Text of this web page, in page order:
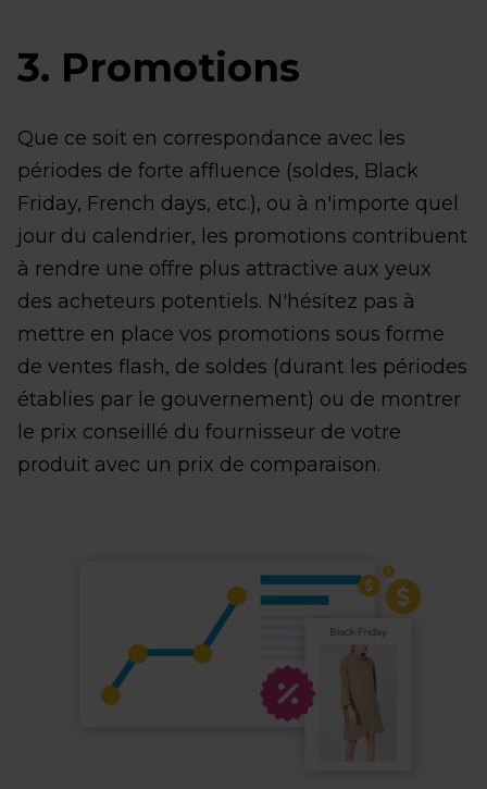
3. Promotions
Que ce soit en correspondance avec les
périodes de forte affluence (soldes, Black
Friday, French days, etc.), ou à n'importe quel
jour du calendrier, les promotions contribuent
à rendre une offre plus attractive aux yeux
des acheteurs potentiels. N'hésitez pas à
mettre en place vos promotions sous forme
de ventes flash, de soldes (durant les périodes
établies par le gouvernement) ou de montrer
le prix conseillé du fournisseur de votre
produit avec un prix de comparaison.